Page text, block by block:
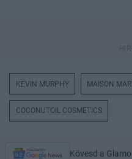
KEVIN MURPHY MAISON
COCONUTOIL COSMETICS
Kövesd a